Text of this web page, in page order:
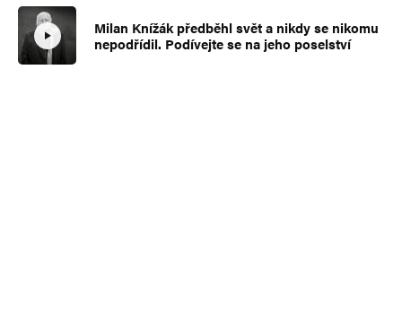
Milan Knížák předběhl svět a nikdy se nikomu
nepodřídil. Podívejte se na jeho poselství